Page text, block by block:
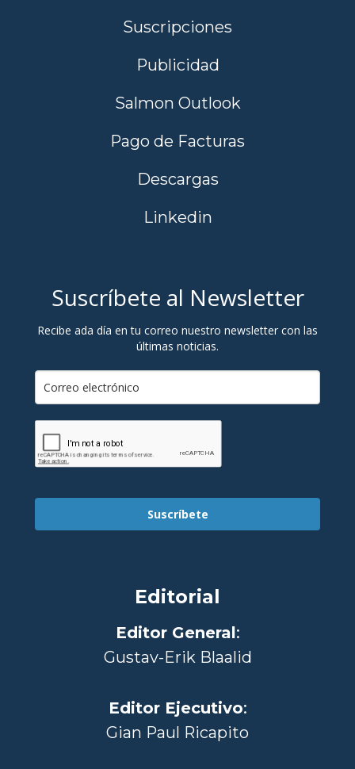
Suscripciones
Publicidad
Salmon Outlook
Pago de Facturas
Descargas
Linkedin
Suscríbete al Newsletter
Recibe ada día en tu correo nuestro newsletter con las
últimas noticias.
Suscríbete
Editorial
Editor General:
Gustav-Erik Blaalid
Editor Ejecutivo:
Gian Paul Ricapito